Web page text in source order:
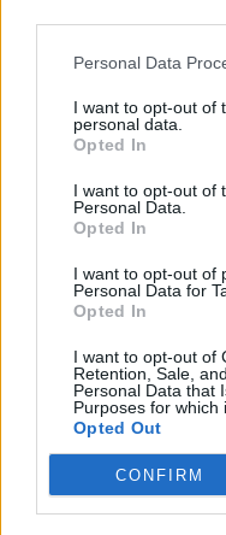
Personal Data
I want to opt-out of
personal data.
Opted In
I want to opt-out of
Personal Data.
Opted In
I want to opt-out of
Personal Data for
Opted In
I want to opt-out of
Retention, Sale,
Personal Data that
Purposes for which
Opted Out
CONFIRM
Bemutatkozás: Magas
bútorok, szőnyegek,
néprajzi tárgyak
gyűjtemények
GALÉRIA TOVÁBBI
KAPCSOLÓDÓ